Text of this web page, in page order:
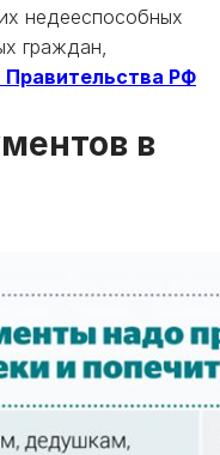
недееспособных
граждан,
РФ
в